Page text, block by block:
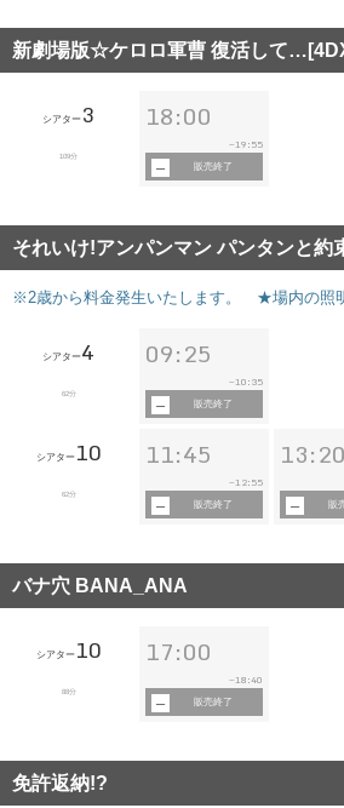
新劇場版☆ケロロ軍曹 復活して
シアター 3
109分
18:00
~ 19:55
販売終了
それいけ!アンパンマン パンタンと約
※2歳から料金発生いたします。 ★場内の照
シアター4
62分
09:25
~10:35
販売終了
シアター10
62分
11:45
~12:55
販売終了
13:20
販
バナ穴 BANA_ANA
シアター10
88分
17:00
~18:40
販売終了
免許返納!?